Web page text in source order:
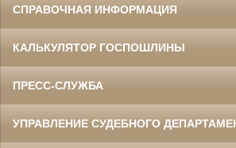
СПРАВОЧНАЯ ИНФОРМАЦИЯ
КАЛЬКУЛЯТОР ГОСПОШЛИНЫ
ПРЕСС-СЛУЖБА
УПРАВЛЕНИЕ СУДЕБНОГО